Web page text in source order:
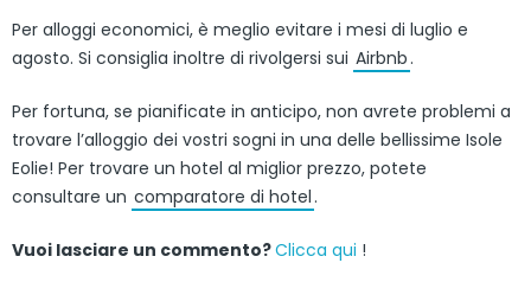
Per alloggi economici, è meglio evitare i mesi di luglio e
agosto. Si consiglia inoltre di rivolgersi sui Airbnb .
Per fortuna, se pianificate in anticipo, non avrete problemi a
trovare l’alloggio dei vostri sogni in una delle bellissime Isole
Eolie! Per trovare un hotel al miglior prezzo, potete
consultare un comparatore di hotel .
Vuoi lasciare un commento?Clicca qui !